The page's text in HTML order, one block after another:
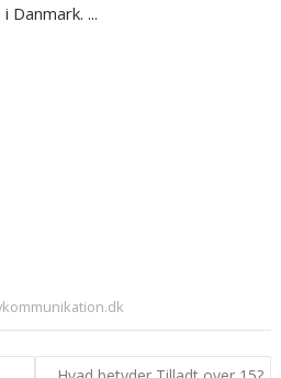
Danmark. ...